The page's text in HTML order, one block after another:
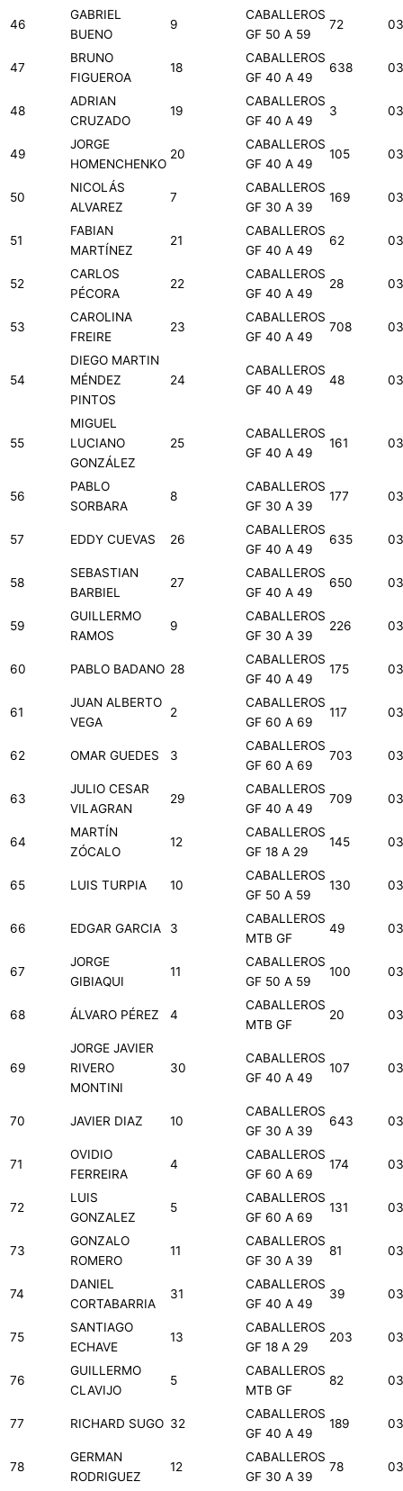
46
GABRIEL
BUENO
9
CABALLEROS
GF 50 A 59
72
47
BRUNO
FIGUEROA
18
CABALLEROS
GF 40 A 49
638
48
ADRIAN
CRUZADO
19
CABALLEROS
GF 40 A 49
3
49
JORGE
HOMENCHENKO
20
CABALLEROS
GF 40 A 49
105
50
NICOLÁS
ALVAREZ
7
CABALLEROS
GF 30 A 39
169
51
FABIAN
MARTÍNEZ
21
CABALLEROS
GF 40 A 49
62
52
CARLOS
PÉCORA
22
CABALLEROS
GF 40 A 49
28
53
CAROLINA
FREIRE
23
CABALLEROS
GF 40 A 49
708
54
DIEGO MARTIN
MÉNDEZ
PINTOS
24
CABALLEROS
GF 40 A 49
48
55
MIGUEL
LUCIANO
GONZÁLEZ
25
CABALLEROS
GF 40 A 49
161
56
PABLO
SORBARA
8
CABALLEROS
GF 30 A 39
177
57 EDDY CUEVAS 26
CABALLEROS
GF 40 A 49
635
58
SEBASTIAN
BARBIEL
27
CABALLEROS
GF 40 A 49
650
59
GUILLERMO
RAMOS
9
CABALLEROS
GF 30 A 39
226
60 PABLO BADANO 28
CABALLEROS
GF 40 A 49
175
61
JUAN ALBERTO
VEGA
2
CABALLEROS
GF 60 A 69
117
62 OMAR GUEDES 3
CABALLEROS
GF 60 A 69
703
63
JULIO CESAR
VILAGRAN
29
CABALLEROS
GF 40 A 49
709
64
MARTÍN
ZÓCALO
12
CABALLEROS
GF 18 A 29
145
65 LUIS TURPIA 10
CABALLEROS
GF 50 A 59
130
66 EDGAR GARCIA 3
CABALLEROS
MTB GF
49
67
JORGE
GIBIAQUI
11
CABALLEROS
GF 50 A 59
100
68 ÁLVARO PÉREZ 4
CABALLEROS
MTB GF
20
69
JORGE JAVIER
RIVERO
MONTINI
30
CABALLEROS
GF 40 A 49
107
70 JAVIER DIAZ 10
CABALLEROS
GF 30 A 39
643
71
OVIDIO
FERREIRA
4
CABALLEROS
GF 60 A 69
174
72
LUIS
GONZALEZ
5
CABALLEROS
GF 60 A 69
131
73
GONZALO
ROMERO
11
CABALLEROS
GF 30 A 39
81
74
DANIEL
CORTABARRIA
31
CABALLEROS
GF 40 A 49
39
75
SANTIAGO
ECHAVE
13
CABALLEROS
GF 18 A 29
203
76
GUILLERMO
CLAVIJO
5
CABALLEROS
MTB GF
82
77 RICHARD SUGO 32
CABALLEROS
GF 40 A 49
189
78
GERMAN
RODRIGUEZ
12
CABALLEROS
GF 30 A 39
78